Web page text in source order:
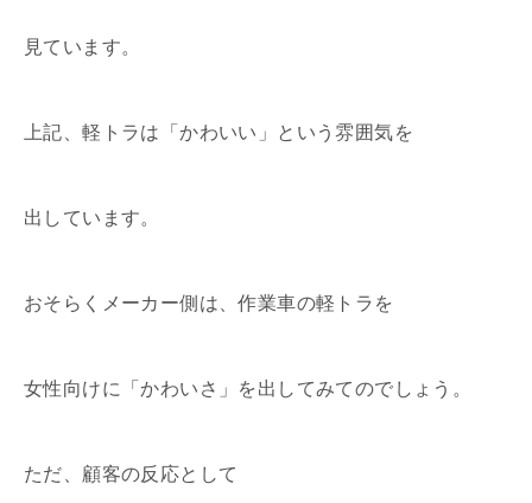
見ています。
上記、軽トラは「かわいい」という雰囲気を
出しています。
おそらくメーカー側は、作業車の軽トラを
女性向けに「かわいさ」を出してみてのでしょう。
ただ、顧客の反応として